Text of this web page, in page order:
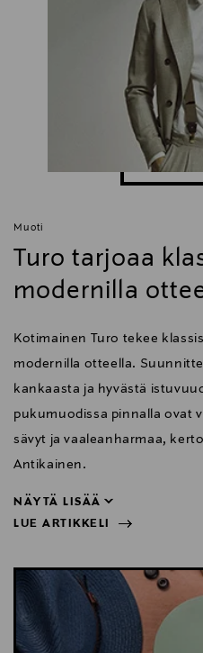
Muoti
Turo tarjoaa
modernilla
Kotimainen Turo tekee
modernilla otteella.
kankaasta ja hyvästä
pukumuodissa pinnalla ovat
sävyt ja vaaleanharmaa,
Antikainen.
NÄYTÄ LISÄÄ
LUE ARTIKKELI
NÄYTÄ VÄHEMMÄN
LUE ARTIKKELI